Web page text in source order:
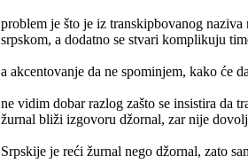
problem je što je iz transkipbovanog
srpskom, a dodatno se stvari komplikuju
a akcentovanje da ne spominjem, kako će
ne vidim dobar razlog zašto se insistira da
žurnal bliži izgovoru džornal, zar nije
Srpskije je reći žurnal nego džornal, zato